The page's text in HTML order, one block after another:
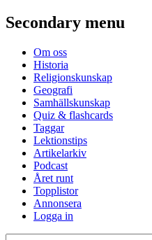
Secondary menu
Om oss
Historia
Religionskunskap
Geografi
Samhällskunskap
Quiz & flashcards
Taggar
Lektionstips
Artikelarkiv
Podcast
Året runt
Topplistor
Annonsera
Logga in